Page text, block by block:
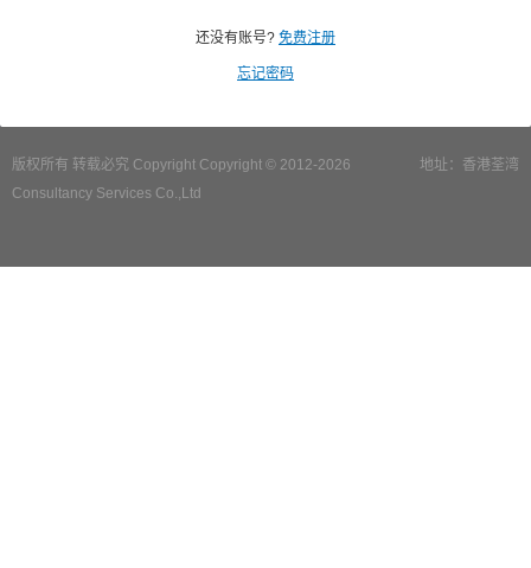
还没有账号? 免费注册
忘记密码
地址：香港荃湾
版权所有 转载必究 Copyright Copyright © 2012-2026
Consultancy Services Co.,Ltd